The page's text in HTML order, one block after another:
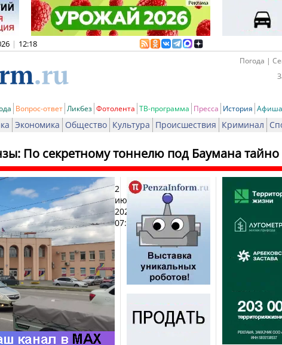
| 12:18
Погода |
Вопрос-ответ Ликбез Фотолента ТВ-программа Пресса История Афиша
Экономика Общество Культура Происшествия Криминал
По секретному тоннелю под Баумана
2
июля
2026,
07:28
Печать